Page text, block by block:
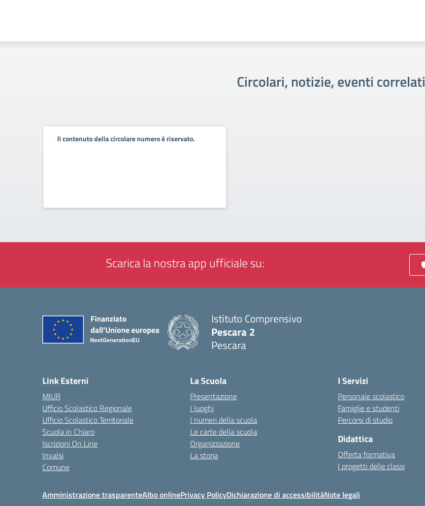
Circolari, notizie, eventi correlati
Il contenuto della circolare numero è riservato.
Scarica la nostra app ufficiale su:
Istituto Comprensivo
Pescara 2
Pescara
Link Esterni
MIUR
Ufficio Scolastico Regionale
Ufficio Scolastico Territoriale
Scuola in Chiaro
Iscrizioni On Line
Invalsi
Comune
La Scuola
Presentazione
I luoghi
I numeri della scuola
Le carte della scuola
Organizzazione
La storia
I Servizi
Personale scolastico
Famiglie e studenti
Percorsi di studio
Didattica
Offerta formativa
I progetti delle classi
Amministrazione trasparenteAlbo onlinePrivacy PolicyDichiarazione di accessibilitàNote legali